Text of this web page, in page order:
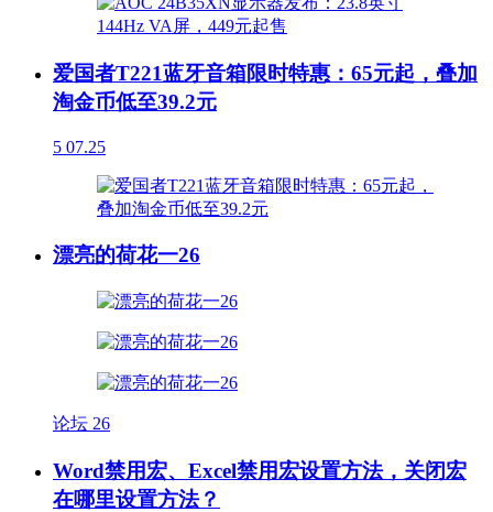
爱国者T221蓝牙音箱限时特惠：65元起，叠加
淘金币低至39.2元
5 07.25
漂亮的荷花一26
论坛 26
Word禁用宏、Excel禁用宏设置方法，关闭宏
在哪里设置方法？